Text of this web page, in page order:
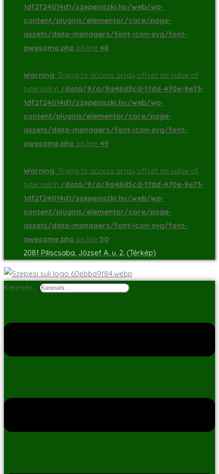
1df2f24014d1/szepesiszki.hu/web/wp-
content/plugins/elementor/core/page-
assets/data-managers/font-icon-svg/font-
awesome.php on line 48
Warning: Trying to access array offset on value of
type null in /data/9/a/9a48d5cd-17dd-470e-9e73-
1df2f24014d1/szepesiszki.hu/web/wp-
content/plugins/elementor/core/page-
assets/data-managers/font-icon-svg/font-
awesome.php on line 49
Warning: Trying to access array offset on value of
type null in /data/9/a/9a48d5cd-17dd-470e-9e73-
1df2f24014d1/szepesiszki.hu/web/wp-
content/plugins/elementor/core/page-
assets/data-managers/font-icon-svg/font-
awesome.php on line 50
2081 Piliscsaba, József A. u. 2. (Térkép)
Keresés…